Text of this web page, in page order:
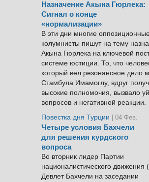
Назначение Акына Гюрлека:
Сигнал о конце
«нормализации»
В эти дни многие
колумнисты пишут на тему
Акына Гюрлека на ключевой
системе юстиции. То, что
который вел резонансное дело
Стамбула Имамоглу, вдруг
высокие полномочия, вызвало
вопросов и негативной
Повестка дня Турции
| 04 Фев.
Четыре условия Бахчели
для решения курдского
вопроса
Во вторник лидер Партии
националистического движения
Девлет Бахчели на заседании